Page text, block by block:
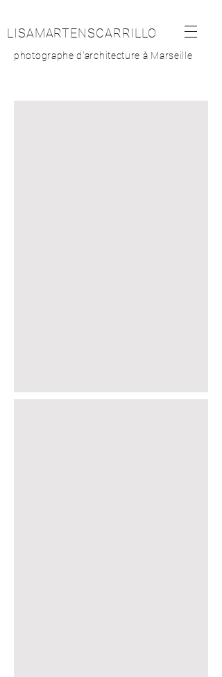
LISAMARTENSCARRILLO
photographe d'architecture à Marseille